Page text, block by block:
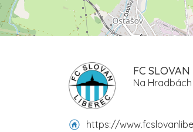
FC SLOVAN
Na Hradbách
https://